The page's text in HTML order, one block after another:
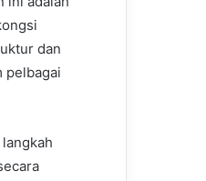
dan
pelbagai